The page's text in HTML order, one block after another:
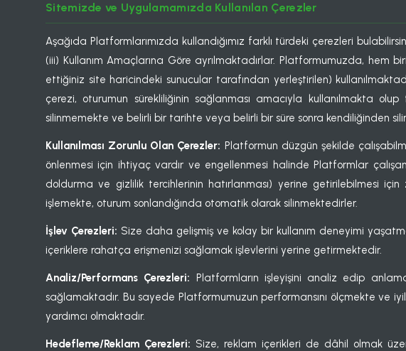
Sitemizde ve Uygulamamızda Kullanılan Çerezler
Aşağıda Platformlarımızda kullandığımız farklı türdeki çerezleri
(iii) Kullanım Amaçlarına Göre ayrılmaktadırlar. Platformumuzda,
ettiğiniz site haricindeki sunucular tarafından yerleştirilen)
çerezi, oturumun sürekliliğinin sağlanması amacıyla kullanılmakta
silinmemekte ve belirli bir tarihte veya belirli bir süre sonra kendiliğinden
Kullanılması Zorunlu Olan Çerezler: Platformun düzgün şekilde
önlenmesi için ihtiyaç vardır ve engellenmesi halinde Platformlar
doldurma ve gizlilik tercihlerinin hatırlanması) yerine getirilebilmesi
işlemekte, oturum sonlandığında otomatik olarak silinmektedirler.
İşlev Çerezleri: Size daha gelişmiş ve kolay bir kullanım deneyimi
içeriklere rahatça erişmenizi sağlamak işlevlerini yerine getirmektedir.
Analiz/Performans Çerezleri: Platformların işleyişini analiz edip
sağlamaktadır. Bu sayede Platformumuzun performansını ölçmekte ve
yardımcı olmaktadır.
Hedefleme/Reklam Çerezleri: Size, reklam içerikleri de dâhil olmak